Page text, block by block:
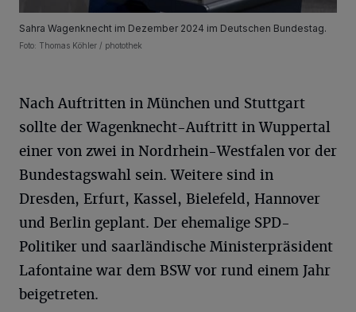
Sahra Wagenknecht im Dezember 2024 im Deutschen Bundestag.
Foto: Thomas Köhler / photothek
Nach Auftritten in München und Stuttgart
sollte der Wagenknecht-Auftritt in Wuppertal
einer von zwei in Nordrhein-Westfalen vor der
Bundestagswahl sein. Weitere sind in
Dresden, Erfurt, Kassel, Bielefeld, Hannover
und Berlin geplant. Der ehemalige SPD-
Politiker und saarländische Ministerpräsident
Lafontaine war dem BSW vor rund einem Jahr
beigetreten.